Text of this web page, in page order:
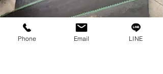
Phone Email LINE